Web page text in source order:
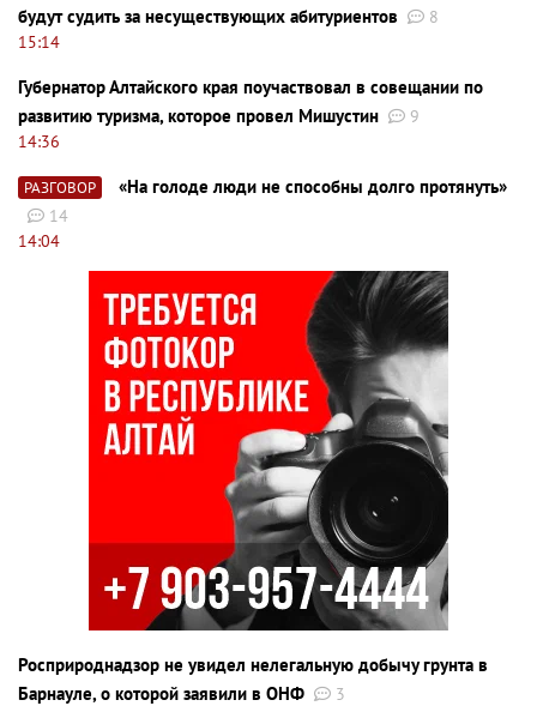
будут судить за несуществующих абитуриентов
8
15:14
Губернатор Алтайского края поучаствовал в совещании по
развитию туризма, которое провел Мишустин
9
14:36
РАЗГОВОР «На голоде люди не способны долго протянуть»
14
14:04
Росприроднадзор не увидел нелегальную добычу грунта в
Барнауле, о которой заявили в ОНФ
3